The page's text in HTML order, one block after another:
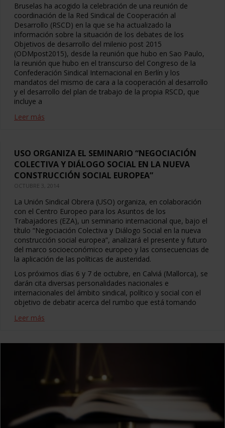
Bruselas ha acogido la celebración de una reunión de
coordinación de la Red Sindical de Cooperación al
Desarrollo (RSCD) en la que se ha actualizado la
información sobre la situación de los debates de los
Objetivos de desarrollo del milenio post 2015
(ODMpost2015), desde la reunión que hubo en Sao Paulo,
la reunión que hubo en el transcurso del Congreso de la
Confederación Sindical Internacional en Berlín y los
mandatos del mismo de cara a la cooperación al desarrollo
y el desarrollo del plan de trabajo de la propia RSCD, que
incluye a
Leer más
USO ORGANIZA EL SEMINARIO “NEGOCIACIÓN
COLECTIVA Y DIÁLOGO SOCIAL EN LA NUEVA
CONSTRUCCIÓN SOCIAL EUROPEA”
OCTUBRE 3, 2014
La Unión Sindical Obrera (USO) organiza, en colaboración
con el Centro Europeo para los Asuntos de los
Trabajadores (EZA), un seminario internacional que, bajo el
título “Negociación Colectiva y Diálogo Social en la nueva
construcción social europea”, analizará el presente y futuro
del marco socioeconómico europeo y las consecuencias de
la aplicación de las políticas de austeridad.
Los próximos días 6 y 7 de octubre, en Calviá (Mallorca), se
darán cita diversas personalidades nacionales e
internacionales del ámbito sindical, político y social con el
objetivo de debatir acerca del rumbo que está tomando
Leer más